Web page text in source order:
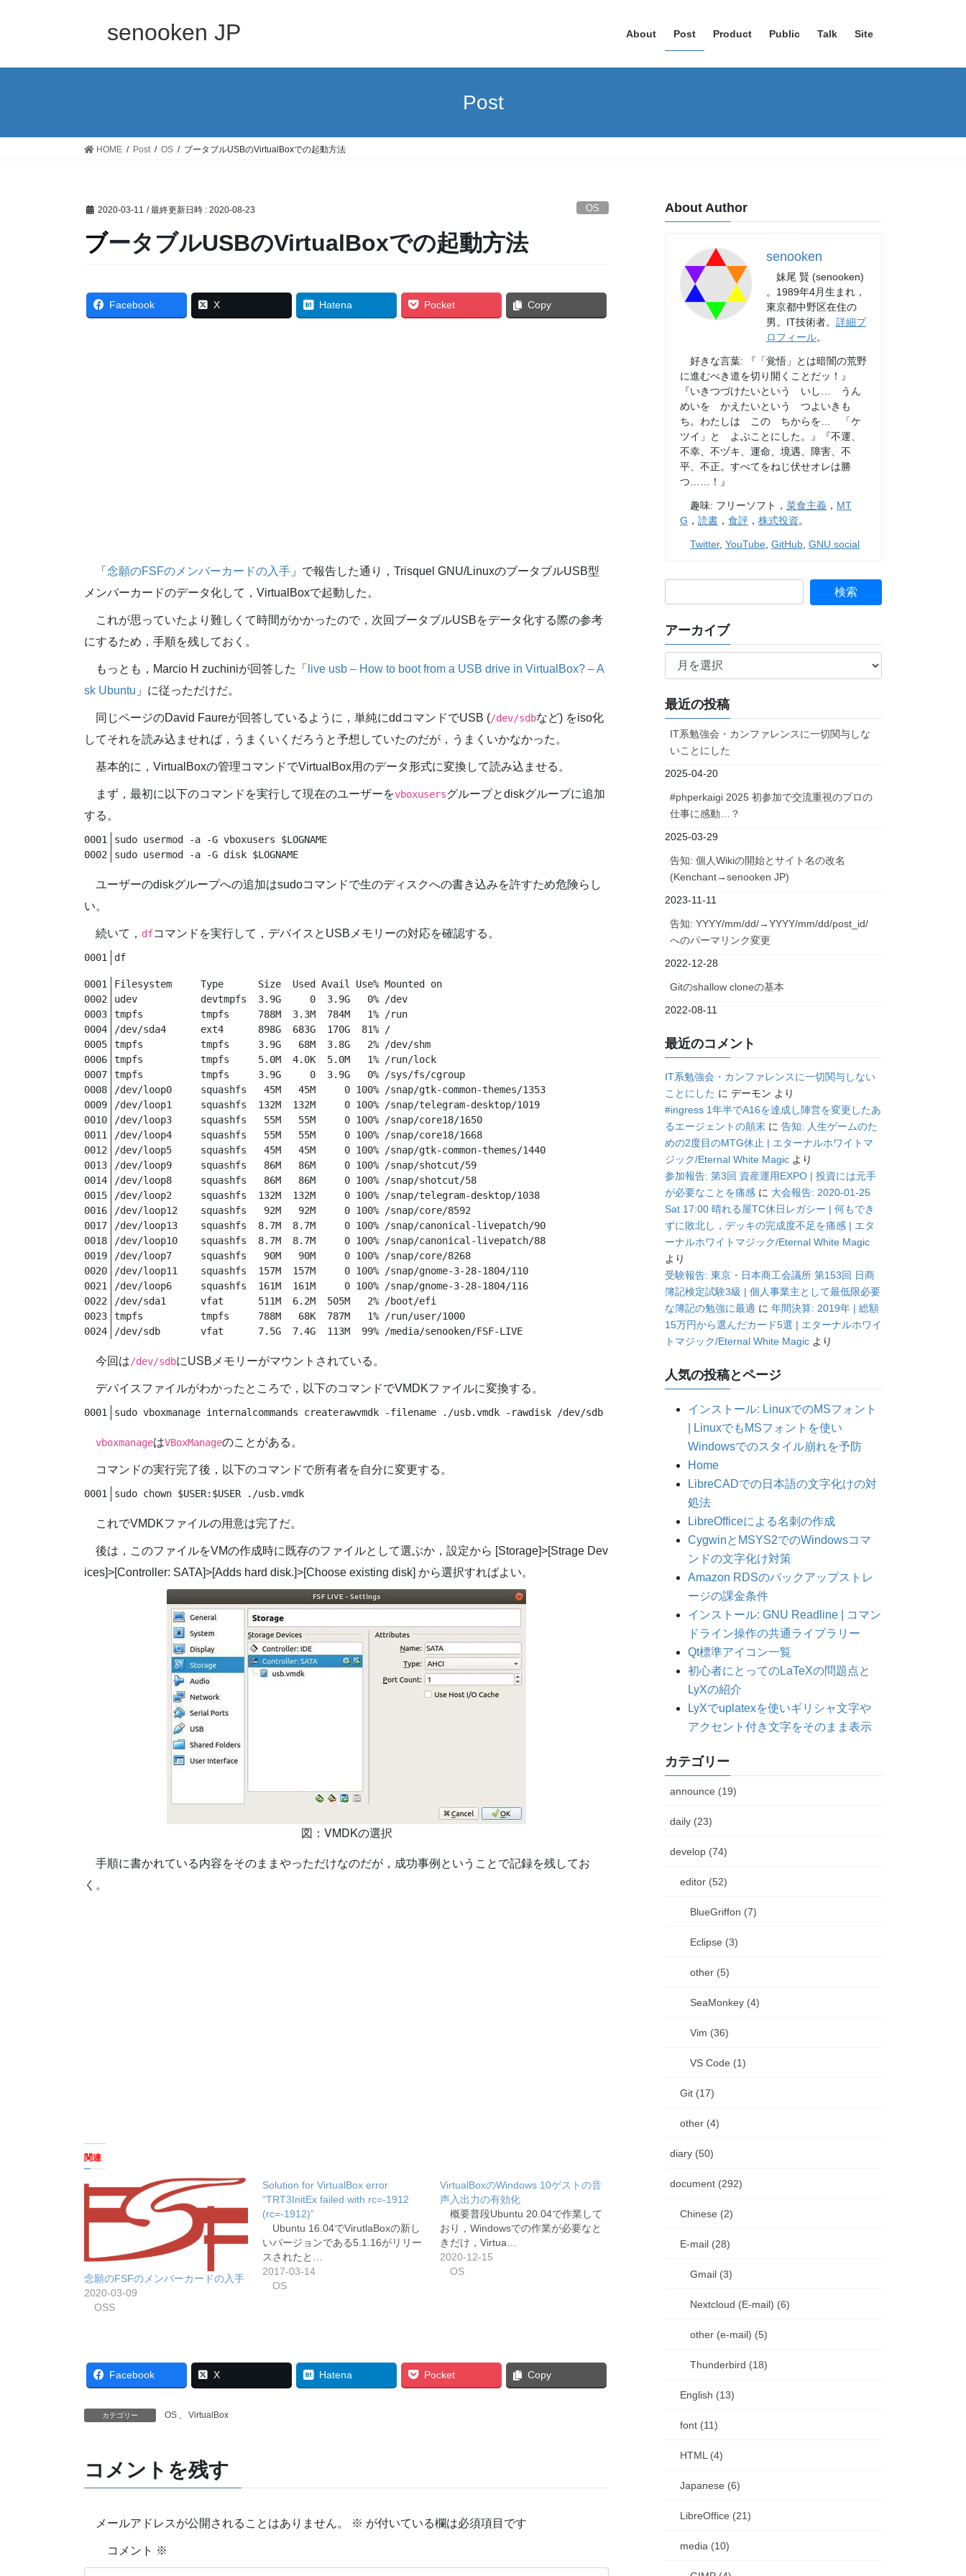
senooken JP About Post Product Public Talk Site
Post
HOME Post OS ブータブルUSBのVirtualBoxでの起動方法
2020-03-11 / 最終更新日時 : 2020-08-23 OS
ブータブルUSBのVirtualBoxでの起動方法
Facebook X Hatena Pocket Copy
「 念願のFSFのメンバーカードの入手 」で報告した通り，Trisquel GNU/LinuxのブータブルUSB型
メンバーカードのデータ化して，VirtualBoxで起動した。
これが思っていたより難しくて時間がかかったので，次回ブータブルUSBをデータ化する際の参考
にするため，手順を残しておく。
もっとも，Marcio H zuchiniが回答した「
live usb – How to boot from a USB drive in VirtualBox? – A
sk Ubuntu 」に従っただけだ。
同じページのDavid Faureが回答しているように，単純にddコマンドでUSB (/dev/sdbなど) をiso化
してそれを読み込ませれば，うまくいくだろうと予想していたのだが，うまくいかなかった。
基本的に，VirtualBoxの管理コマンドでVirtualBox用のデータ形式に変換して読み込ませる。
まず，最初に以下のコマンドを実行して現在のユーザーをvboxusersグループとdiskグループに追加
する。
sudo usermod -a -G vboxusers $LOGNAME
sudo usermod -a -G disk $LOGNAME
ユーザーのdiskグループへの追加はsudoコマンドで生のディスクへの書き込みを許すため危険らし
い。
続いて， dfコマンドを実行して，デバイスとUSBメモリーの対応を確認する。
df
Filesystem     Type      Size  Used Avail Use% Mounted on
udev           devtmpfs  3.9G     0  3.9G   0% /dev
tmpfs          tmpfs     788M  3.3M  784M   1% /run
/dev/sda4      ext4      898G  683G  170G  81% /
tmpfs          tmpfs     3.9G   68M  3.8G   2% /dev/shm
tmpfs          tmpfs     5.0M  4.0K  5.0M   1% /run/lock
tmpfs          tmpfs     3.9G     0  3.9G   0% /sys/fs/cgroup
/dev/loop0     squashfs   45M   45M     0 100% /snap/gtk-common-themes/1353
/dev/loop1     squashfs  132M  132M     0 100% /snap/telegram-desktop/1019
/dev/loop3     squashfs   55M   55M     0 100% /snap/core18/1650
/dev/loop4     squashfs   55M   55M     0 100% /snap/core18/1668
/dev/loop5     squashfs   45M   45M     0 100% /snap/gtk-common-themes/1440
/dev/loop9     squashfs   86M   86M     0 100% /snap/shotcut/59
/dev/loop8     squashfs   86M   86M     0 100% /snap/shotcut/58
/dev/loop2     squashfs  132M  132M     0 100% /snap/telegram-desktop/1038
/dev/loop12    squashfs   92M   92M     0 100% /snap/core/8592
/dev/loop13    squashfs  8.7M  8.7M     0 100% /snap/canonical-livepatch/90
/dev/loop10    squashfs  8.7M  8.7M     0 100% /snap/canonical-livepatch/88
/dev/loop7     squashfs   90M   90M     0 100% /snap/core/8268
/dev/loop11    squashfs  157M  157M     0 100% /snap/gnome-3-28-1804/110
/dev/loop6     squashfs  161M  161M     0 100% /snap/gnome-3-28-1804/116
/dev/sda1      vfat      511M  6.2M  505M   2% /boot/efi
tmpfs          tmpfs     788M   68K  787M   1% /run/user/1000
/dev/sdb       vfat      7.5G  7.4G  113M  99% /media/senooken/FSF-LIVE
今回は/dev/sdbにUSBメモリーがマウントされている。
デバイスファイルがわかったところで，以下のコマンドでVMDKファイルに変換する。
sudo vboxmanage internalcommands createrawvmdk -filename ./usb.vmdk -rawdisk /dev/sdb
vboxmanageはVBoxManageのことがある。
コマンドの実行完了後，以下のコマンドで所有者を自分に変更する。
sudo chown $USER:$USER ./usb.vmdk
これでVMDKファイルの用意は完了だ。
後は，このファイルをVMの作成時に既存のファイルとして選ぶか，設定から [Storage]>[Strage Dev
ices]>[Controller: SATA]>[Adds hard disk.]>[Choose existing disk] から選択すればよい。
VMDKの選択
手順に書かれている内容をそのままやっただけなのだが，成功事例ということで記録を残してお
く。
関連
念願のFSFのメンバーカードの入手
2020-03-09
OSS
Solution for VirtualBox error
“TRT3InitEx failed with rc=-1912
(rc=-1912)”
Ubuntu 16.04でVirutlaBoxの新し
いバージョンである5.1.16がリリー
スされたと…
2017-03-14
OS
VirtualBoxのWindows 10ゲストの音
声入出力の有効化
概要普段Ubuntu 20.04で作業して
おり，Windowsでの作業が必要なと
きだけ，Virtua…
2020-12-15
OS
Facebook X Hatena Pocket Copy
カテゴリー OS 、 VirtualBox
コメントを残す
メールアドレスが公開されることはありません。 ※ が付いている欄は必須項目です
コメント ※
About Author
senooken
妹尾 賢 (senooken)
。1989年4月生まれ，
東京都中野区在住の
男。IT技術者。詳細プ
ロフィール。
好きな言葉: 『「覚悟」とは暗闇の荒野
に進むべき道を切り開くことだッ！』
『いきつづけたいという いし… うん
めいを かえたいという つよいきも
ち。わたしは この ちからを… 「ケ
ツイ」と よぶことにした。』『不運、
不幸、不ヅキ、運命、境遇、障害、不
平、不正。すべてをねじ伏せオレは勝
つ……！』
趣味: フリーソフト，菜食主義 ， MT
G ，読書 ，食評 ，株式投資。
Twitter,YouTube ,GitHub ,GNU social
アーカイブ
ア
イ
ブ
最近の投稿
IT系勉強会・カンファレンスに一切関与しな
いことにした
2025-04-20
#phperkaigi 2025 初参加で交流重視のプロの
仕事に感動…？
2025-03-29
告知: 個人Wikiの開始とサイト名の改名
(Kenchant→senooken JP)
2023-11-11
告知: YYYY/mm/dd/→YYYY/mm/dd/post_id/
へのパーマリンク変更
2022-12-28
Gitのshallow cloneの基本
2022-08-11
最近のコメント
IT系勉強会・カンファレンスに一切関与しない
ことにした にデーモン より
#ingress 1年半でA16を達成し陣営を変更したあ
るエージェントの顛末 に告知: 人生ゲームのた
めの2度目のMTG休止 | エターナルホワイトマ
ジック/Eternal White Magic より
参加報告: 第3回 資産運用EXPO | 投資には元手
が必要なことを痛感 に 大会報告: 2020-01-25
Sat 17:00 晴れる屋TC休日レガシー | 何もでき
ずに敗北し，デッキの完成度不足を痛感 | エタ
ーナルホワイトマジック/Eternal White Magic
より
受験報告: 東京・日本商工会議所 第153回 日商
簿記検定試験3級 | 個人事業主として最低限必要
な簿記の勉強に最適 に年間決算: 2019年 | 総額
15万円から選んだカード5選 | エターナルホワイ
トマジック/Eternal White Magic より
人気の投稿とページ
インストール: LinuxでのMSフォント
| LinuxでもMSフォントを使い
Windowsでのスタイル崩れを予防
Home
LibreCADでの日本語の文字化けの対
処法
LibreOfficeによる名刺の作成
CygwinとMSYS2でのWindowsコマ
ンドの文字化け対策
Amazon RDSのバックアップストレ
ージの課金条件
インストール: GNU Readline | コマン
ドライン操作の共通ライブラリー
Qt標準アイコン一覧
初心者にとってのLaTeXの問題点と
LyXの紹介
LyXでuplatexを使いギリシャ文字や
アクセント付き文字をそのまま表示
カテゴリー
announce (19)
daily (23)
develop (74)
editor (52)
BlueGriffon (7)
Eclipse (3)
other (5)
SeaMonkey (4)
Vim (36)
VS Code (1)
Git (17)
other (4)
diary (50)
document (292)
Chinese (2)
E-mail (28)
Gmail (3)
Nextcloud (E-mail) (6)
other (e-mail) (5)
Thunderbird (18)
English (13)
font (11)
HTML (4)
Japanese (6)
LibreOffice (21)
media (10)